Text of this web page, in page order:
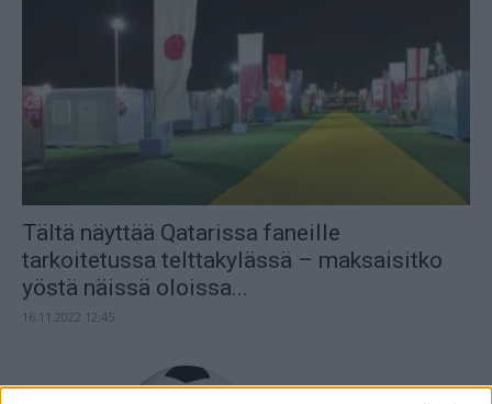
Tältä näyttää Qatarissa faneille
tarkoitetussa telttakylässä – maksaisitko
yöstä näissä oloissa...
16.11.2022 12:45